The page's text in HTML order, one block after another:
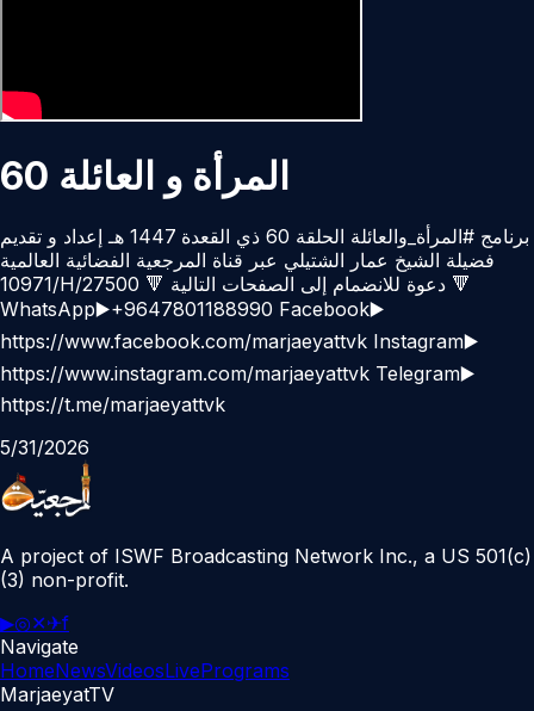
المرأة و العائلة 60
برنامج #المرأة_والعائلة الحلقة 60 ذي القعدة 1447 هـ إعداد و تقديم
فضيلة الشيخ عمار الشتيلي عبر قناة المرجعية الفضائية العالمية
10971/H/27500 🔻 دعوة للانضمام إلى الصفحات التالية 🔻
WhatsApp▶️+9647801188990 Facebook▶️
https://www.facebook.com/marjaeyattvk Instagram▶️
https://www.instagram.com/marjaeyattvk Telegram▶️
https://t.me/marjaeyattvk
5/31/2026
A project of ISWF Broadcasting Network Inc., a US 501(c)
(3) non-profit.
▶◎✕✈f
Navigate
HomeNewsVideosLivePrograms
MarjaeyatTV